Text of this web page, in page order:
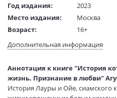
Год издания:
2023
Место издания:
Москва
Возраст:
16+
Язык текста:
русский
Перевод:
Гольцова Н.
Тип обложки:
Мягкая
Формат:
72х106 1/16
Дополнительная информация
Аннотация к книге "История
жизнь. Признание в любви"
История Лауры и Ойе, сиамского